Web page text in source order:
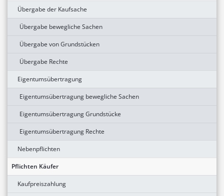
Übergabe der Kaufsache
Übergabe bewegliche Sachen
Übergabe von Grundstücken
Übergabe Rechte
Eigentumsübertragung
Eigentumsübertragung bewegliche Sachen
Eigentumsübertragung Grundstücke
Eigentumsübertragung Rechte
Nebenpflichten
Pflichten Käufer
Kaufpreiszahlung